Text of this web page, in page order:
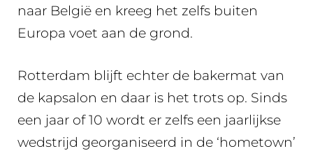
naar België en kreeg het zelfs buiten
Europa voet aan de grond.
Rotterdam blijft echter de bakermat van
de kapsalon en daar is het trots op. Sinds
een jaar of 10 wordt er zelfs een jaarlijkse
wedstrijd georganiseerd in de ‘hometown’